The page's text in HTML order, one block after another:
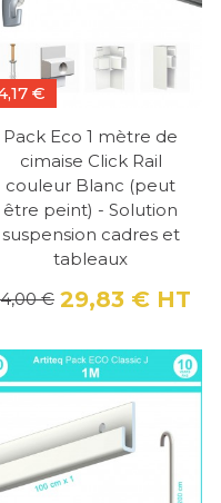
base
€
Pack Eco 1 mètre de
cimaise Click Rail
couleur Blanc (peut
être peint) - Solution
suspension cadres et
tableaux
29,83 € HT
€